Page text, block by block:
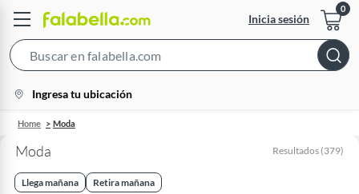
Inicia sesión
Bar
location-
icon
Ingresa tu ubicación
Home Moda
Moda Resultados (379)
Llega mañana Retira mañana